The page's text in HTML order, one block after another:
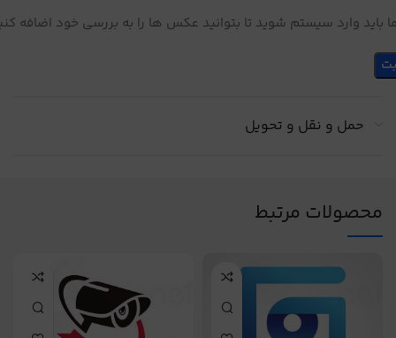
باید وارد سیستم شوید تا بتوانید عکس ها را به بررسی خود اضافه
حمل و نقل و تحویل
محصولات مرتبط